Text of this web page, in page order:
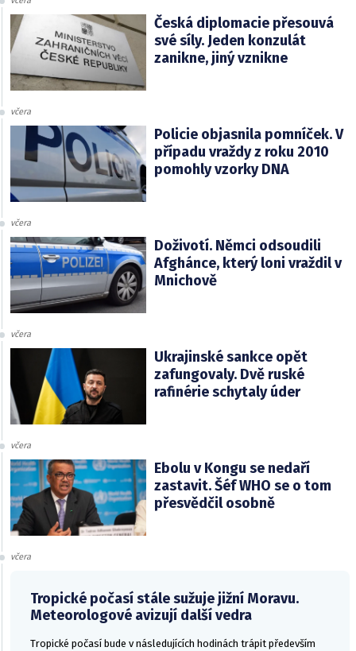
Česká diplomacie přesouvá
své síly. Jeden konzulát
zanikne, jiný vznikne
včera
Policie objasnila pomníček. V
případu vraždy z roku 2010
pomohly vzorky DNA
včera
Doživotí. Němci odsoudili
Afghánce, který loni vraždil v
Mnichově
včera
Ukrajinské sankce opět
zafungovaly. Dvě ruské
rafinérie schytaly úder
včera
Ebolu v Kongu se nedaří
zastavit. Šéf WHO se o tom
přesvědčil osobně
včera
Tropické počasí stále sužuje jižní Moravu.
Meteorologové avizují další vedra
Tropické počasí bude v následujících hodinách trápit především